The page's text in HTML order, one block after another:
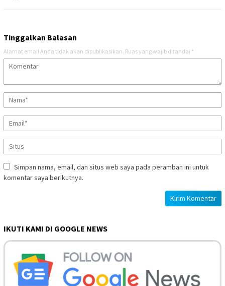
Tinggalkan Balasan
Alamat email Anda tidak akan dipublikasikan. Ruas yang wajib ditandai *
Simpan nama, email, dan situs web saya pada peramban ini untuk
komentar saya berikutnya.
IKUTI KAMI DI GOOGLE NEWS